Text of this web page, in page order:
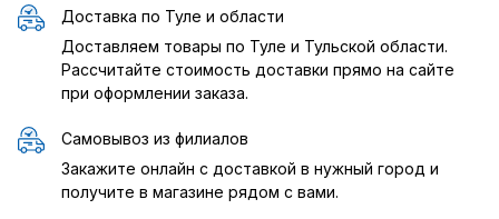
Доставка по Туле и области
Доставляем товары по Туле и Тульской области.
Рассчитайте стоимость доставки прямо на сайте
при оформлении заказа.
Самовывоз из филиалов
Закажите онлайн с доставкой в нужный город и
получите в магазине рядом с вами.